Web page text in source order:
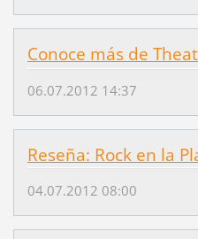
Conoce más de
06.07.2012 14:37
Reseña: Rock en la
04.07.2012 08:00